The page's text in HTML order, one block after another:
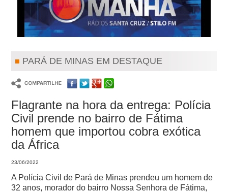
PARÁ DE MINAS EM DESTAQUE
Flagrante na hora da entrega: Polícia
Civil prende no bairro de Fátima
homem que importou cobra exótica
da África
23/06/2022
A Polícia Civil de Pará de Minas prendeu um homem de
32 anos, morador do bairro Nossa Senhora de Fátima,